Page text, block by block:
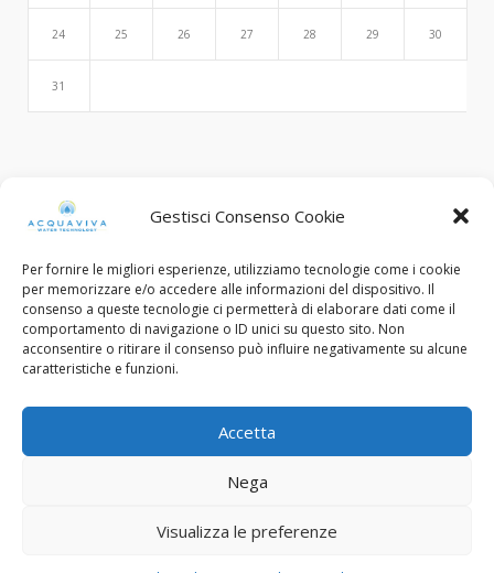
Gestisci Consenso Cookie
Per fornire le migliori esperienze, utilizziamo tecnologie come i cookie
per memorizzare e/o accedere alle informazioni del dispositivo. Il
consenso a queste tecnologie ci permetterà di elaborare dati come il
comportamento di navigazione o ID unici su questo sito. Non
acconsentire o ritirare il consenso può influire negativamente su alcune
caratteristiche e funzioni.
Accetta
Nega
Visualizza le preferenze
24 25 26 27 28 29 30
31
FP Design - Flavio Pellegrini